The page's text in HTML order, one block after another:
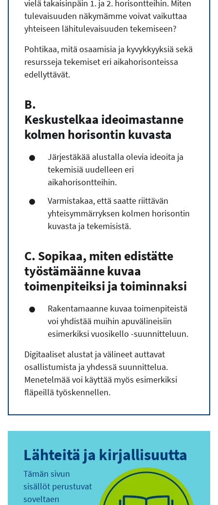
vielä takaisinpäin 1. ja 2. horisontteihin. Miten
tulevaisuuden näkymämme voivat vaikuttaa
yhteiseen lähitulevaisuuden tekemiseen?
Pohtikaa, mitä osaamisia ja kyvykkyyksiä sekä
resursseja tekemiset eri aikahorisonteissa
edellyttävät.
B.
Keskustelkaa ideoimastanne
kolmen horisontin kuvasta
Järjestäkää alustalla olevia ideoita ja
tekemisiä uudelleen eri
aikahorisontteihin.
Varmistakaa, että saatte riittävän
yhteisymmärryksen kolmen horisontin
kuvasta ja tekemisistä.
C. Sopikaa, miten edistätte
työstämäänne kuvaa
toimenpiteiksi ja toiminnaksi
Rakentamaanne kuvaa toimenpiteistä
voi yhdistää muihin apuvälineisiin
esimerkiksi vuosikello -suunnitteluun.
Digitaaliset alustat ja välineet auttavat
osallistumista ja yhdessä suunnittelua.
Menetelmää voi käyttää myös esimerkiksi
fläpeillä työskennellen.
Lähteitä ja kirjallisuutta
Tämän sivun
sisällöt perustuvat
soveltaen